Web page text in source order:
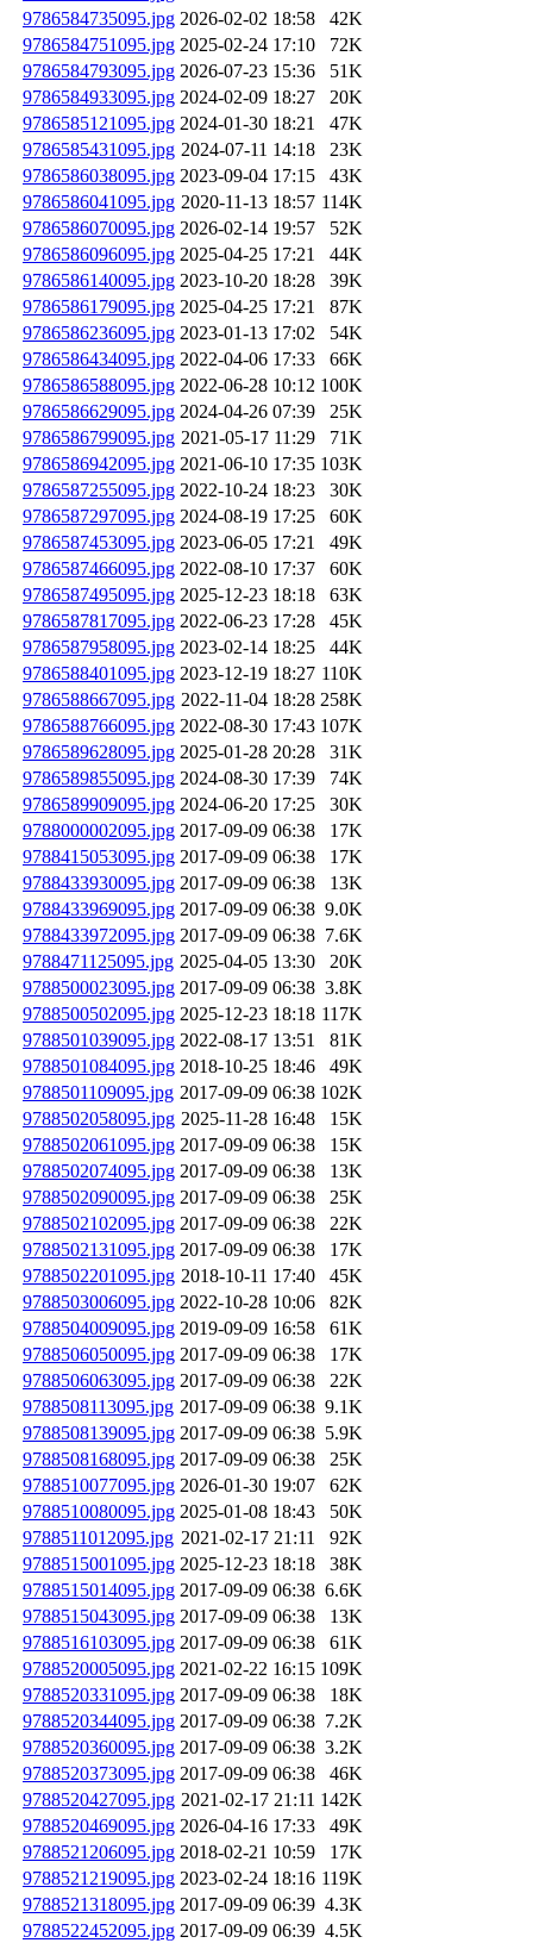
9786584735095.jpg 2026-02-02 18:58
42K
9786584751095.jpg 2025-02-24 17:10
72K
9786584793095.jpg 2026-07-23 15:36
51K
9786584933095.jpg 2024-02-09 18:27
20K
9786585121095.jpg 2024-01-30 18:21
47K
9786585431095.jpg 2024-07-11 14:18
23K
9786586038095.jpg 2023-09-04 17:15
43K
9786586041095.jpg 2020-11-13 18:57 114K
9786586070095.jpg 2026-02-14 19:57
52K
9786586096095.jpg 2025-04-25 17:21
44K
9786586140095.jpg 2023-10-20 18:28
39K
9786586179095.jpg 2025-04-25 17:21
87K
9786586236095.jpg 2023-01-13 17:02
54K
9786586434095.jpg 2022-04-06 17:33
66K
9786586588095.jpg 2022-06-28 10:12 100K
9786586629095.jpg 2024-04-26 07:39
25K
9786586799095.jpg 2021-05-17 11:29
71K
9786586942095.jpg 2021-06-10 17:35 103K
9786587255095.jpg 2022-10-24 18:23
30K
9786587297095.jpg 2024-08-19 17:25
60K
9786587453095.jpg 2023-06-05 17:21
49K
9786587466095.jpg 2022-08-10 17:37
60K
9786587495095.jpg 2025-12-23 18:18
63K
9786587817095.jpg 2022-06-23 17:28
45K
9786587958095.jpg 2023-02-14 18:25
44K
9786588401095.jpg 2023-12-19 18:27 110K
9786588667095.jpg 2022-11-04 18:28 258K
9786588766095.jpg 2022-08-30 17:43 107K
9786589628095.jpg 2025-01-28 20:28
31K
9786589855095.jpg 2024-08-30 17:39
74K
9786589909095.jpg 2024-06-20 17:25
30K
9788000002095.jpg 2017-09-09 06:38
17K
9788415053095.jpg 2017-09-09 06:38
17K
9788433930095.jpg 2017-09-09 06:38
13K
9788433969095.jpg 2017-09-09 06:38 9.0K
9788433972095.jpg 2017-09-09 06:38 7.6K
9788471125095.jpg 2025-04-05 13:30
20K
9788500023095.jpg 2017-09-09 06:38 3.8K
9788500502095.jpg 2025-12-23 18:18 117K
9788501039095.jpg 2022-08-17 13:51
81K
9788501084095.jpg 2018-10-25 18:46
49K
9788501109095.jpg 2017-09-09 06:38 102K
9788502058095.jpg 2025-11-28 16:48
15K
9788502061095.jpg 2017-09-09 06:38
15K
9788502074095.jpg 2017-09-09 06:38
13K
9788502090095.jpg 2017-09-09 06:38
25K
9788502102095.jpg 2017-09-09 06:38
22K
9788502131095.jpg 2017-09-09 06:38
17K
9788502201095.jpg 2018-10-11 17:40
45K
9788503006095.jpg 2022-10-28 10:06
82K
9788504009095.jpg 2019-09-09 16:58
61K
9788506050095.jpg 2017-09-09 06:38
17K
9788506063095.jpg 2017-09-09 06:38
22K
9788508113095.jpg 2017-09-09 06:38 9.1K
9788508139095.jpg 2017-09-09 06:38 5.9K
9788508168095.jpg 2017-09-09 06:38
25K
9788510077095.jpg 2026-01-30 19:07
62K
9788510080095.jpg 2025-01-08 18:43
50K
9788511012095.jpg 2021-02-17 21:11
92K
9788515001095.jpg 2025-12-23 18:18
38K
9788515014095.jpg 2017-09-09 06:38 6.6K
9788515043095.jpg 2017-09-09 06:38
13K
9788516103095.jpg 2017-09-09 06:38
61K
9788520005095.jpg 2021-02-22 16:15 109K
9788520331095.jpg 2017-09-09 06:38
18K
9788520344095.jpg 2017-09-09 06:38 7.2K
9788520360095.jpg 2017-09-09 06:38 3.2K
9788520373095.jpg 2017-09-09 06:38
46K
9788520427095.jpg 2021-02-17 21:11 142K
9788520469095.jpg 2026-04-16 17:33
49K
9788521206095.jpg 2018-02-21 10:59
17K
9788521219095.jpg 2023-02-24 18:16 119K
9788521318095.jpg 2017-09-09 06:39 4.3K
9788522452095.jpg 2017-09-09 06:39 4.5K